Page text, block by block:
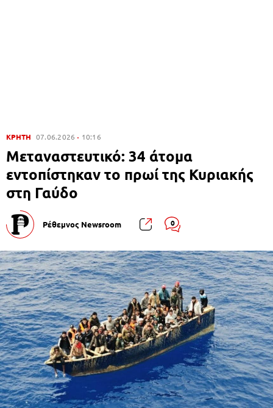
ΚΡΗΤΗ 07.06.2026 10:16
Μεταναστευτικό: 34 άτομα
εντοπίστηκαν το πρωί της Κυριακής
στη Γαύδο
Ρέθεμνος Newsroom 0